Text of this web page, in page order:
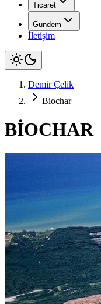
Ticaret
Gündem
İletişim
Demir Çelik
Biochar
BİOCHAR